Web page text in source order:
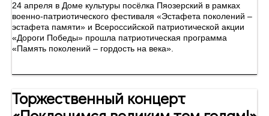
24 апреля в Доме культуры посёлка Пяозерский в рамках
военно-патриотического фестиваля «Эстафета поколений –
эстафета памяти» и Всероссийской патриотической акции
«Дороги Победы» прошла патриотическая программа
«Память поколений – гордость на века».
Торжественный концерт